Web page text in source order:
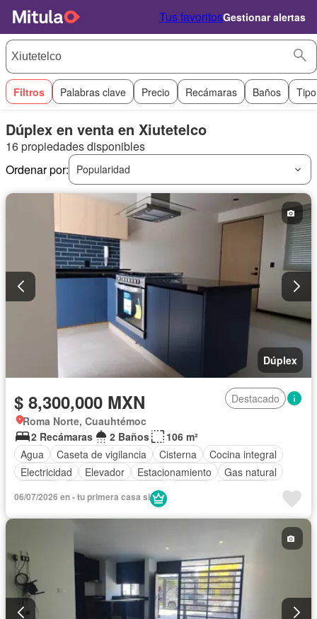
Tus favoritosGestionar alertas
Filtros Palabras clave Precio Recámaras Baños
Dúplex en venta en Xiutetelco
16 propiedades disponibles
Ordenar por:
Popularidad
Dúplex
$ 8,300,000 MXN
Destacado
Roma Norte, Cuauhtémoc
2 Recámaras
2 Baños
106 m²
Agua
Caseta de vigilancia Cisterna
Cocina integral
Electricidad
Elevador Estacionamiento
Gas natural
Recámara con closet
Televisión por cable
Sin amueblar
06/07/2026 en - tu primera casa si